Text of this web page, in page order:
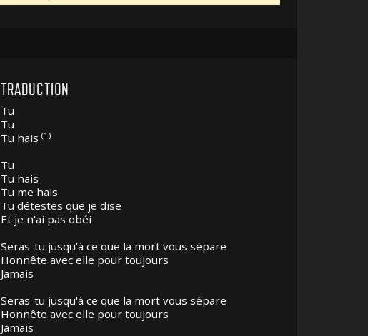
TRADUCTION
Tu
Tu
Tu hais(1)
Tu
Tu hais
Tu me hais
Tu détestes que je dise
Et je n'ai pas obéi
Seras-tu jusqu'à ce que la mort vous sépare
Honnête avec elle pour toujours
Jamais
Seras-tu jusqu'à ce que la mort vous sépare
Honnête avec elle pour toujours
Jamais